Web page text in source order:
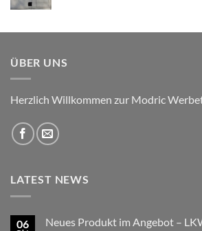
24,99 €
ÜBER UNS
Herzlich Willkommen zur Modric
LATEST NEWS
06
Neues Produkt im Angebot –